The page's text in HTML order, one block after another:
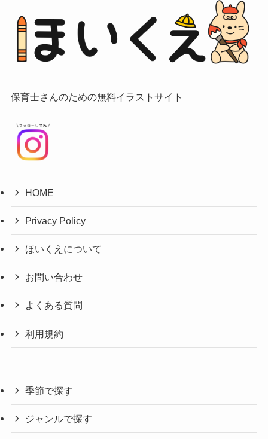
保育士さんのための無料イラストサイト
HOME
Privacy Policy
ほいくえについて
お問い合わせ
よくある質問
利用規約
季節で探す
ジャンルで探す